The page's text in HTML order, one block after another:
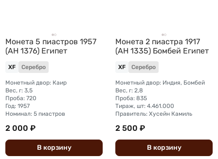
Монета 5 пиастров 1957
(AH 1376) Египет
XF Серебро
Монетный двор: Каир
Вес, г: 3,5
Проба: 720
Год: 1957
Номинал: 5 пиастров
2 000 ₽
В корзину
Монета 2 пиастра 1917
(AH 1335) Бомбей Египет
XF Серебро
Монетный двор: Индия, Бомбей
Вес, г: 2,8
Проба: 835
Тираж, шт: 4.461.000
Правитель: Хусейн Камиль
2 500 ₽
В корзину